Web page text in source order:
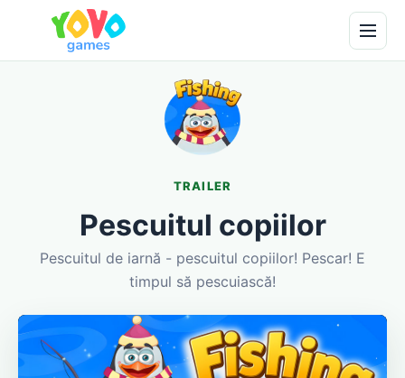
TRAILER
Pescuitul copiilor
Pescuitul de iarnă - pescuitul copiilor! Pescar! E
timpul să pescuiască!